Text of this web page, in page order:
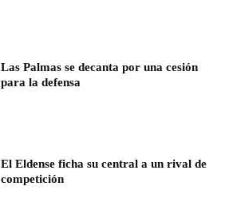
Las Palmas se decanta por una cesión
para la defensa
El Eldense ficha su central a un rival de
competición